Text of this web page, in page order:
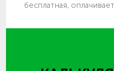
бесплатная,